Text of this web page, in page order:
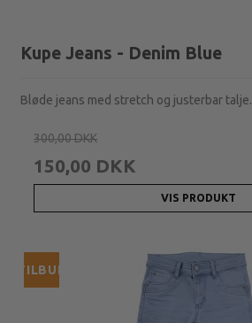
Kupe Jeans - Denim Blue
Bløde jeans med stretch og justerbar talje.
300,00 DKK
150,00 DKK
VIS PRODUKT
TILBUD